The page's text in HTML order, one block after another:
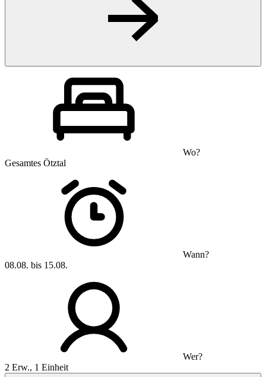
Wo?
Gesamtes Ötztal
Wann?
08.08. bis 15.08.
Wer?
2 Erw., 1 Einheit